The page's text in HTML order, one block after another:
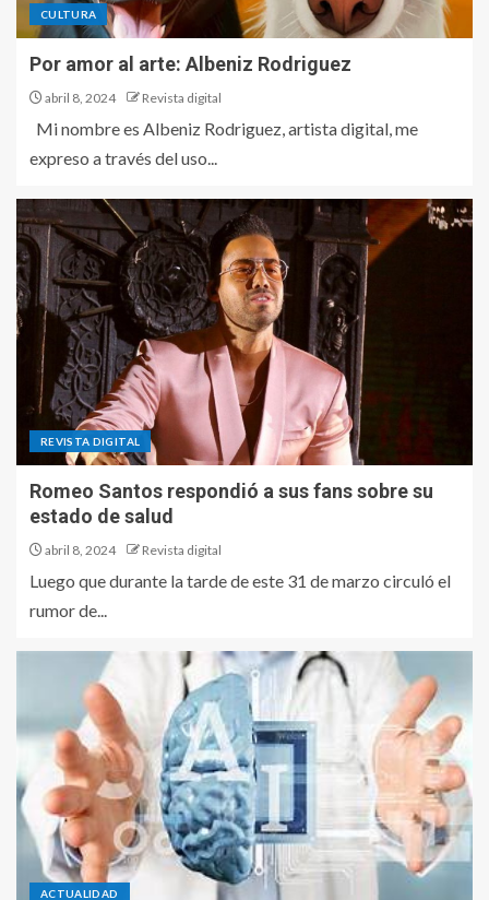
CULTURA
Por amor al arte: Albeniz Rodriguez
abril 8, 2024 Revista digital
Mi nombre es Albeniz Rodriguez, artista digital, me
expreso a través del uso...
REVISTA DIGITAL
Romeo Santos respondió a sus fans sobre su
estado de salud
abril 8, 2024 Revista digital
Luego que durante la tarde de este 31 de marzo circuló el
rumor de...
ACTUALIDAD